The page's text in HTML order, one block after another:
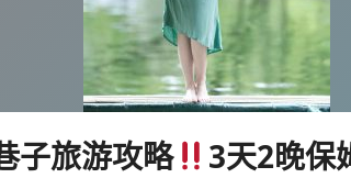
子旅游攻略 3天2晚保